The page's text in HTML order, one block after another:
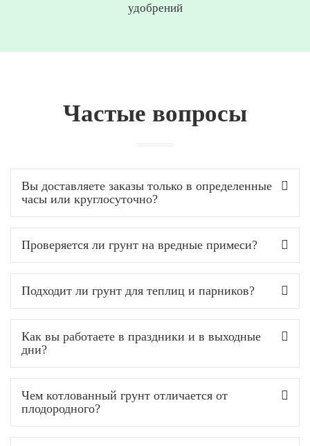
удобрений
Частые вопросы
Вы доставляете заказы только в определенные
часы или круглосуточно?
Проверяется ли грунт на вредные примеси?
Подходит ли грунт для теплиц и парников?
Как вы работаете в праздники и в выходные
дни?
Чем котлованный грунт отличается от
плодородного?